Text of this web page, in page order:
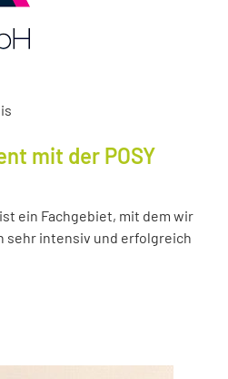
mit der POSY
ein Fachgebiet, mit dem wir
sehr intensiv und erfolgreich